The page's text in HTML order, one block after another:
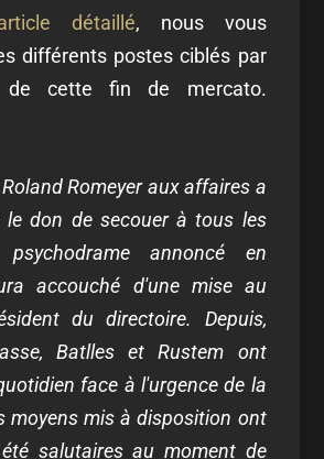
détaillé, nous vous
différents postes ciblés par
de cette fin de mercato.
Romeyer aux affaires a
le don de secouer à tous les
annoncé en
accouché d'une mise au
du directoire. Depuis,
Batlles et Rustem ont
face à l'urgence de la
moyens mis à disposition ont
salutaires au moment de